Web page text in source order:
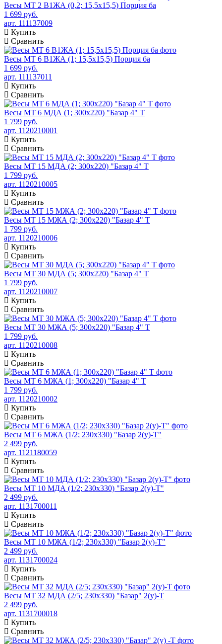
Весы МТ 2 В1ЖА (0,2; 15,5х15,5) Порция ба
1 699 руб.
арт. 111137009
Купить
Сравнить
Весы МТ 6 В1ЖА (1; 15,5х15,5) Порция ба
1 699 руб.
арт. 111137011
Купить
Сравнить
Весы МТ 6 МДА (1; 300х220) "Базар 4" Т
1 799 руб.
арт. 1120210001
Купить
Сравнить
Весы МТ 15 МДА (2; 300х220) "Базар 4" Т
1 799 руб.
арт. 1120210005
Купить
Сравнить
Весы МТ 15 МЖА (2; 300х220) "Базар 4" Т
1 799 руб.
арт. 1120210006
Купить
Сравнить
Весы МТ 30 МДА (5; 300х220) "Базар 4" Т
1 799 руб.
арт. 1120210007
Купить
Сравнить
Весы МТ 30 МЖА (5; 300х220) "Базар 4" Т
1 799 руб.
арт. 1120210008
Купить
Сравнить
Весы МТ 6 МЖА (1; 300х220) "Базар 4" Т
1 799 руб.
арт. 1120210002
Купить
Сравнить
Весы МТ 6 МЖА (1/2; 230х330) "Базар 2(у)-Т"
2 499 руб.
арт. 1121180059
Купить
Сравнить
Весы МТ 10 МДА (1/2; 230х330) "Базар 2(у)-Т"
2 499 руб.
арт. 1131700011
Купить
Сравнить
Весы МТ 10 МЖА (1/2; 230х330) "Базар 2(у)-Т"
2 499 руб.
арт. 1131700024
Купить
Сравнить
Весы МТ 32 МДА (2/5; 230х330) "Базар" 2(у)-Т
2 499 руб.
арт. 1131700018
Купить
Сравнить